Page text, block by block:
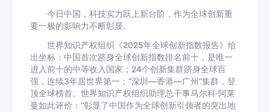
今日中国，科技实力跃上新台阶，作为全球创新重
要一极的影响力不断彰显。
世界知识产权组织《2025年全球创新指数报告》给
出坐标：中国首次跻身全球创新指数排名前十，是唯一
进入前十的中等收入国家；24个创新集群跻身全球百
强，连续3年居世界第一；“深圳—香港—广州”集群，登
顶全球榜首。世界知识产权组织助理总干事马尔科·阿莱
曼如此评价：“彰显了中国作为全球创新引领者的突出地